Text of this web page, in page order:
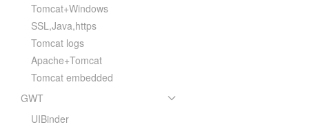
Tomcat+Windows
SSL,Java,https
Tomcat logs
Apache+Tomcat
Tomcat embedded
GWT
UIBinder